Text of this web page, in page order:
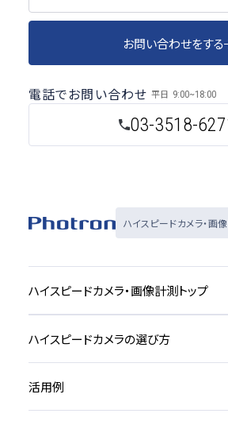
お問い合わせをする
03-3518-
電話でお問い合わせ 平日 9:00~18:00
ハイスピードカメラ・画
ハイスピードカメラ・画像計測トップ
ハイスピードカメラの選び方
活用例